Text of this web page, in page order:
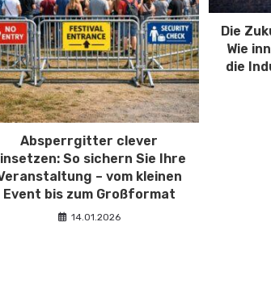
Absperrgitter clever
So sichern Sie Ihre
– vom kleinen
Event bis zum Großformat
14.01.2026
Die
Wie
die